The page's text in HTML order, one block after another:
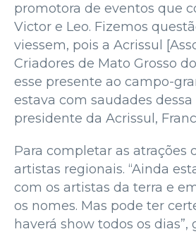
promotora de eventos que
Victor e Leo. Fizemos
viessem, pois a Acrissul
Criadores de Mato Grosso
esse presente ao campo-
estava com saudades dessa
presidente da Acrissul,
Para completar as atrações
artistas regionais. “Ainda
com os artistas da terra e
os nomes. Mas pode ter
haverá show todos os dias”,